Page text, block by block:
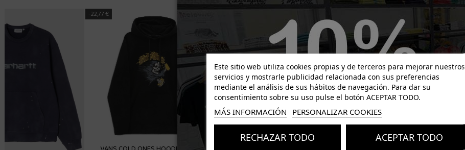
-19,80 €
Este sitio web utiliza cookies propias y de terceros para mejorar nuestros
servicios y mostrarle publicidad relacionada con sus preferencias
mediante el análisis de sus hábitos de navegación. Para dar su
consentimiento sobre su uso pulse el botón ACEPTAR TODO.
MÁS INFORMACIÓN PERSONALIZAR COOKIES
RECHAZAR TODO ACEPTAR TODO